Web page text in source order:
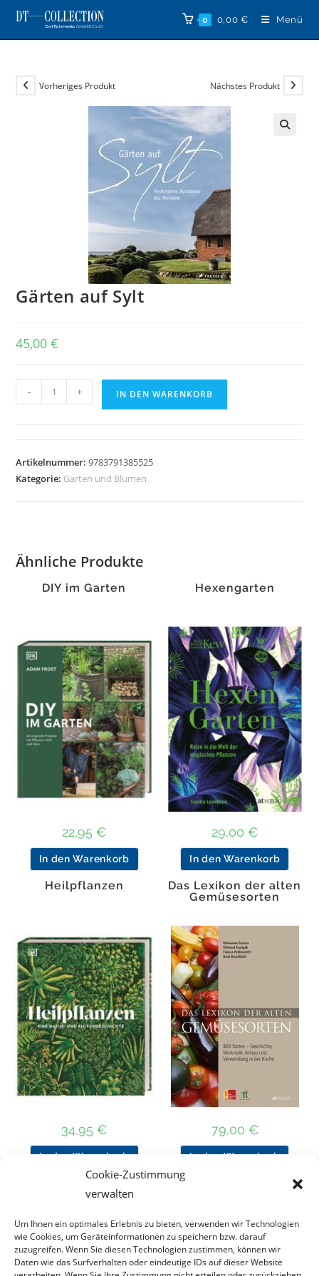
Cookie-Zustimmung
verwalten
Um Ihnen ein optimales Erlebnis zu bieten, verwenden wir Technologien
wie Cookies, um Geräteinformationen zu speichern bzw. darauf
zuzugreifen. Wenn Sie diesen Technologien zustimmen, können wir
Daten wie das Surfverhalten oder eindeutige IDs auf dieser Website
Zum
Inhalt
springen
0 0,00 € Menü
Vorheriges Produkt Nächstes Produkt
Gärten auf Sylt
45,00€
auf
- + IN DEN WARENKORB
Artikelnummer:9783791385525
Kategorie: Garten und Blumen
Ähnliche Produkte
DIY im Garten
22,95 €
In den Warenkorb
Hexengarten
29,00 €
In den Warenkorb
Heilpflanzen
34,95 €
In den Warenkorb
Das Lexikon der alten
Gemüsesorten
79,00 €
In den Warenkorb
Nach Preis filtern
Kategorie